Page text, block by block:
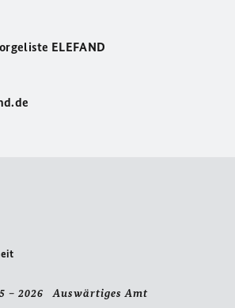
ELEFAND
– 2026 Auswärtiges Amt